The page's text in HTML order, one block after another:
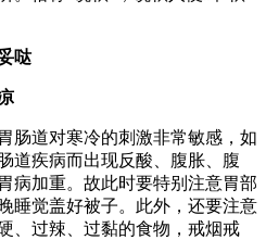
哒
肠道对寒冷的刺激非常敏感，如
道疾病而出现反酸、腹胀、腹
病加重。故此时要特别注意胃部
睡觉盖好被子。此外，还要注意
、过辣、过黏的食物，戒烟戒